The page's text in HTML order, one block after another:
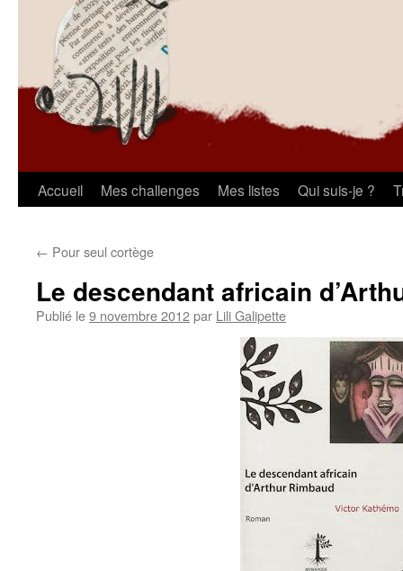
Aller
contenu
Accueil Mes challenges Mes listes Qui suis-je ?
← Pour seul cortège
Le descendant africain
Publié le9 novembre 2012par Lili Galipette